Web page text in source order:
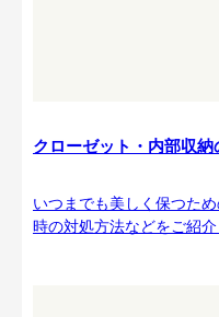
クローゼット・内部収納
いつまでも美しく保つた
時の対処方法などをご紹介